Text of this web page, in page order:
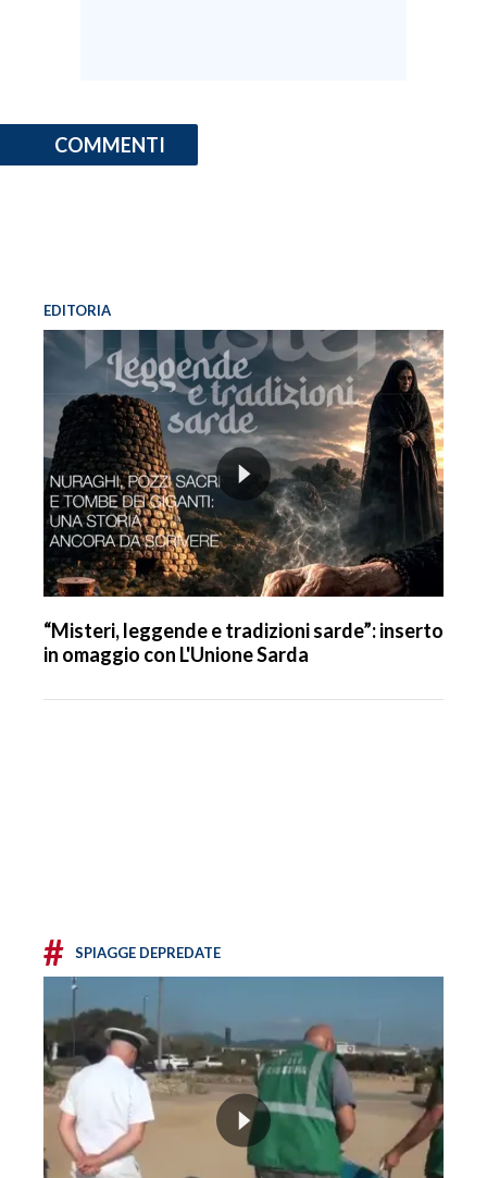
COMMENTI
EDITORIA
“Misteri, leggende e tradizioni sarde”: inserto
in omaggio con L'Unione Sarda
# SPIAGGE DEPREDATE